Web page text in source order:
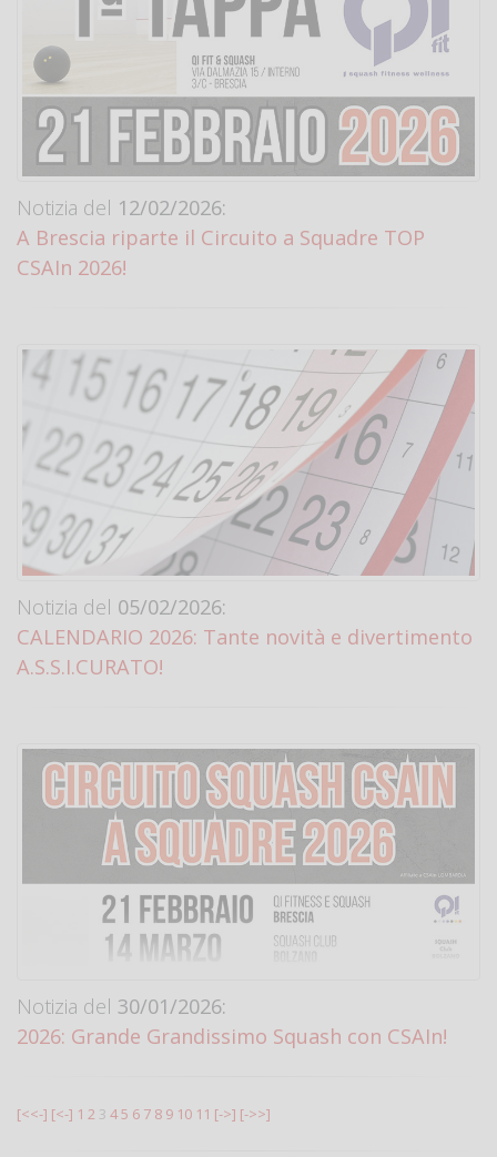
Notizia del 12/02/2026:
A Brescia riparte il Circuito a Squadre TOP
CSAIn 2026!
Notizia del 05/02/2026:
CALENDARIO 2026: Tante novità e divertimento
A.S.S.I.CURATO!
Notizia del 30/01/2026:
2026: Grande Grandissimo Squash con CSAIn!
[<<-] [<-] 1 2 3 4 5 6 7 8 9 10 11 [->] [->>]